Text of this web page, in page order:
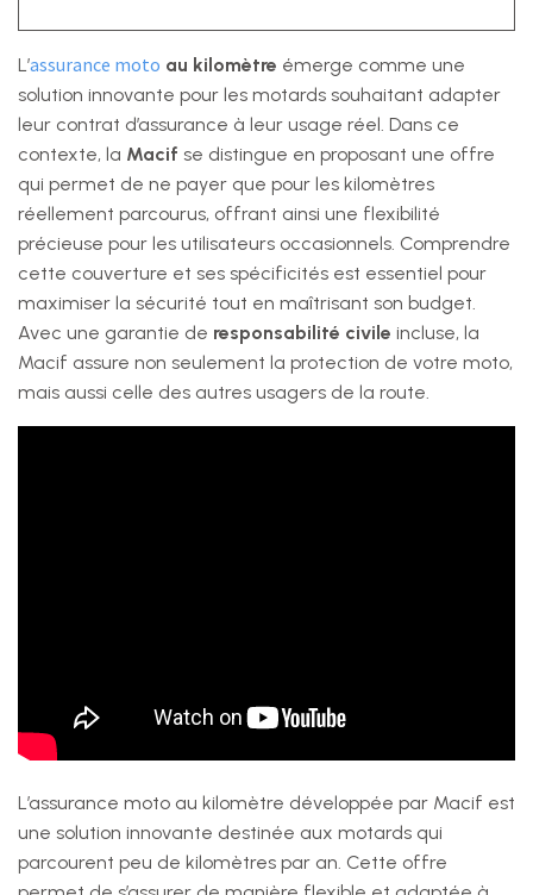
L’assurance moto au kilomètre émerge comme une
solution innovante pour les motards souhaitant adapter
leur contrat d’assurance à leur usage réel. Dans ce
contexte, la Macif se distingue en proposant une offre
qui permet de ne payer que pour les kilomètres
réellement parcourus, offrant ainsi une flexibilité
précieuse pour les utilisateurs occasionnels. Comprendre
cette couverture et ses spécificités est essentiel pour
maximiser la sécurité tout en maîtrisant son budget.
Avec une garantie de responsabilité civile incluse, la
Macif assure non seulement la protection de votre moto,
mais aussi celle des autres usagers de la route.
L’assurance moto au kilomètre développée par Macif est
une solution innovante destinée aux motards qui
parcourent peu de kilomètres par an. Cette offre